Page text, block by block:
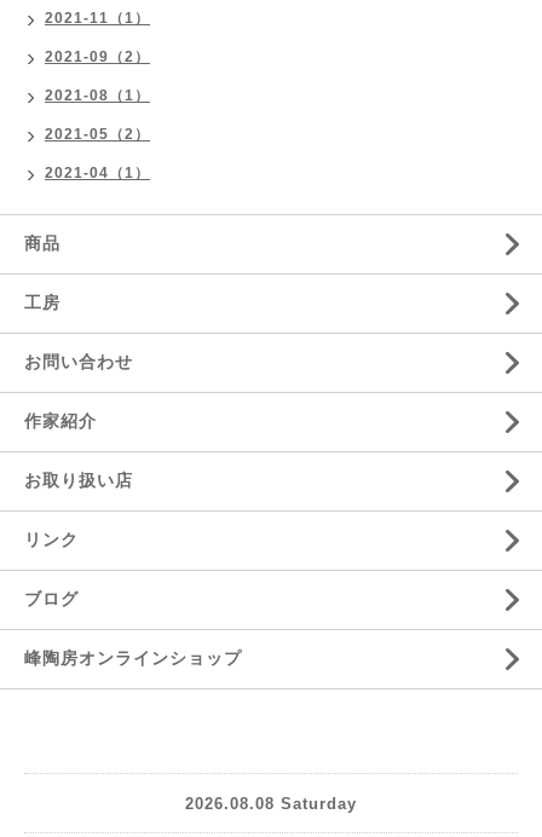
2021-11（1）
2021-09（2）
2021-08（1）
2021-05（2）
2021-04（1）
商品
工房
お問い合わせ
作家紹介
お取り扱い店
リンク
ブログ
峰陶房オンラインショップ
2026.08.08 Saturday